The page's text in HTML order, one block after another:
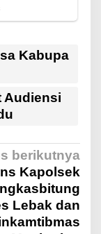
Kabupa
Audiensi
berikutnya
Kapolsek
Lebak dan